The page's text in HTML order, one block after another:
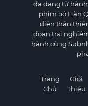
đa dạng từ
phim bộ Hàn
diện thân
đoạn trải
hành cùng
Trang
Chủ
Giới
Thiệu